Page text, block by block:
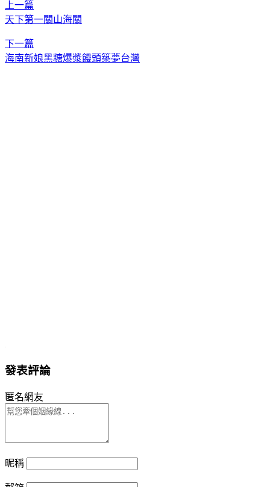
上一篇
天下第一關山海關
下一篇
海南新娘黑糖爆漿饅頭築夢台灣
發表評論
匿名網友
昵稱